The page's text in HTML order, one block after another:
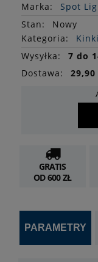
Marka:
Spot
Stan:
Nowy
Kategoria:
Wysyłka:
7 do
Dostawa:
29,90
GRATIS
OD 600 ZŁ
PARAMETRY